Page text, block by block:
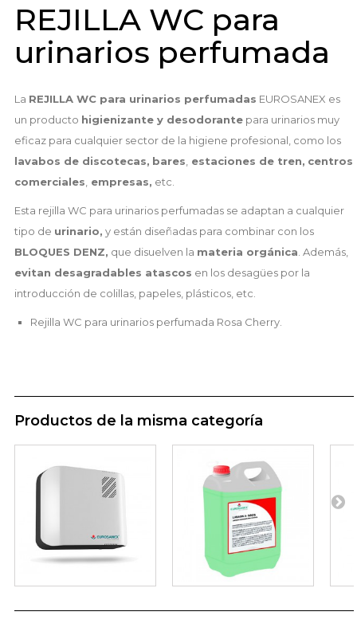
REJILLA WC para
urinarios perfumada
La REJILLA WC para urinarios perfumadas EUROSANEX es
un producto higienizante y desodorantepara urinarios muy
eficaz para cualquier sector de la higiene profesional, como los
lavabos de discotecas, bares estaciones de tren, centros
comerciales empresas, etc.
Esta rejilla WC para urinarios perfumadas se adaptan a cualquier
tipo de urinario, y están diseñadas para combinar con los
BLOQUES DENZ, que disuelven la materia orgánica . Además,
evitan desagradables atascos en los desagües por la
introducción de colillas, papeles, plásticos, etc.
Rejilla WC para urinarios perfumada Rosa Cherry.
Productos de la misma categoría